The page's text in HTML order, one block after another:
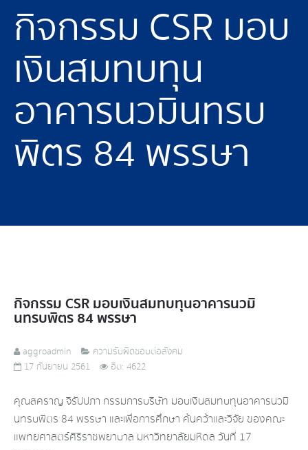
กิจกรรม CSR มอบ
เงินสมทบทุน
อาคารนวมินทรบ
พิตร 84 พรรษา
กิจกรรม CSR มอบเงินสมทบทุนอาคารนวมิ
นทรบพิตร 84 พรรษา
aggroadmin
ความรับผิดชอบต่อสังคม
17 กันยายน 2561
ฮิต: 4622
คุณสคราญ จิรัปปภา กรรมการบริษัท มอบเงินสมทบทุนอาคารนวมิ
นทรบพิตร 84 พรรษา และเพื่อการศึกษา ค้นคว้าและวิจัย ของคณะ
แพทยศาสตร์ศิริราชพยาบาล มหาวิทยาลัยมหิดล วันที่ 17